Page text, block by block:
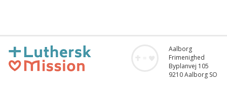
Aalborg
Frimenighed
Byplanvej 105
9210 Aalborg SO